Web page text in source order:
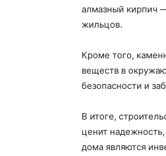
алмазный кирпич
жильцов.
Кроме того,
веществ в
безопасности и
В итоге,
ценит
дома являются